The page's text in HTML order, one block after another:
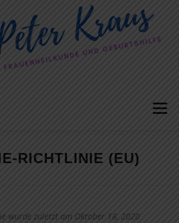
Menü
IHR THEMA
RICHTLINIE (EU)
wurde zuletzt am Oktober 18, 2020